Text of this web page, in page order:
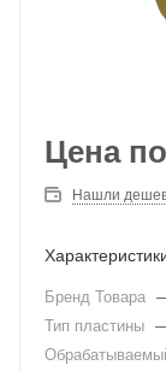
Цена
Нашли
Бренд Товара
Тип пластины